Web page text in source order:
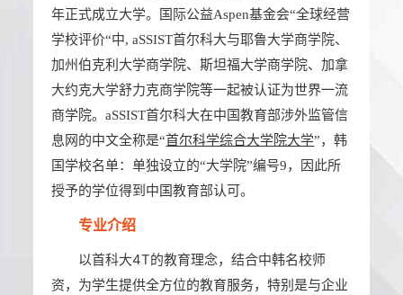
年正式成立大学。国际公益Aspen基金会“全球经营
学校评价“中, aSSIST首尔科大与耶鲁大学商学院、
加州伯克利大学商学院、斯坦福大学商学院、加拿
大约克大学舒力克商学院等一起被认证为世界一流
商学院。aSSIST首尔科大在中国教育部涉外监管信
息网的中文全称是“首尔科学综合大学院大学”，韩
国学校名单：单独设立的“大学院”编号9，因此所
授予的学位得到中国教育部认可。
专业介绍
以首科大4T的教育理念，结合中韩名校师
资，为学生提供全方位的教育服务，特别是与企业